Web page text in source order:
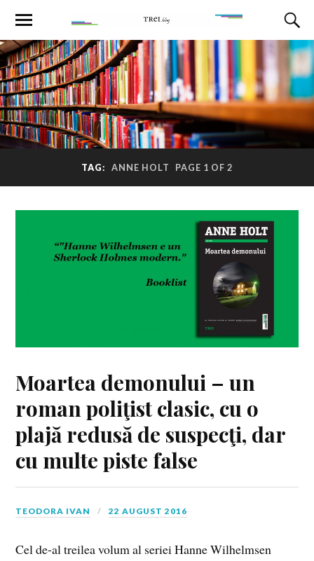
TAG: ANNE HOLT PAGE 1 OF 2
Moartea demonului – un
roman poliţist clasic, cu o
plajă redusă de suspecţi, dar
cu multe piste false
TEODORA IVAN 22 AUGUST 2016
Cel de-al treilea volum al seriei Hanne Wilhelmsen